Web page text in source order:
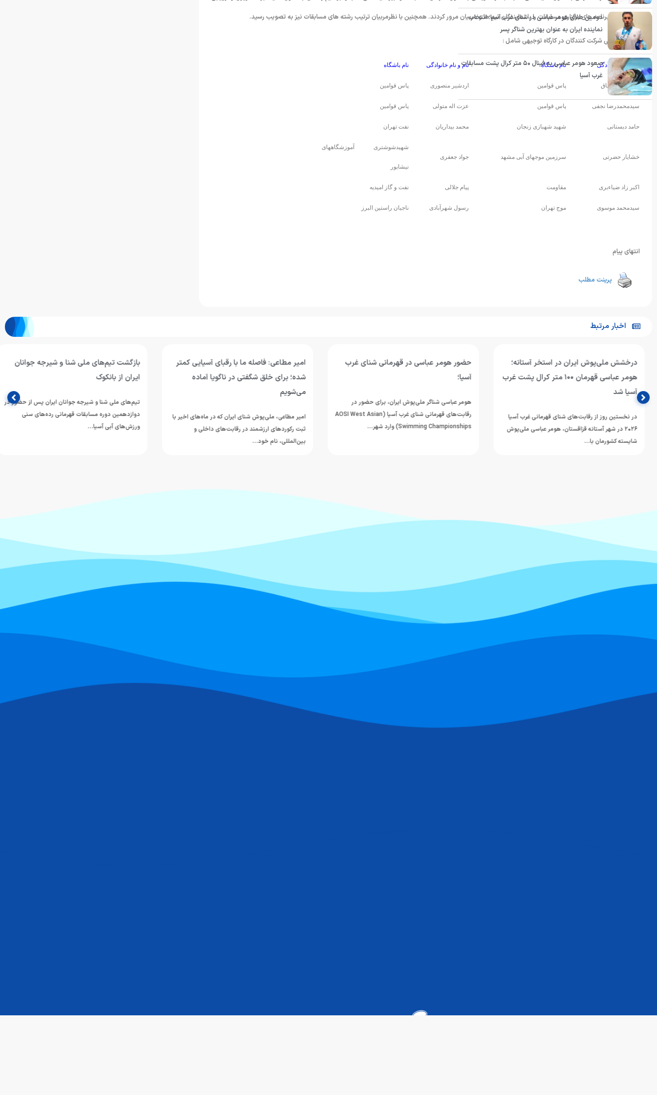
داوران شنا) برنامه های برگزاری مسابقات را با نمایندگان تیم ها و مربیان مرور کردند. همچنین با نظرمربیان ترتیب رشته های مسابقات نیز به تصویب رسید.
اسامی شرکت کنندگان در کارگاه توجیهی شامل :
نام و نام خانوادگی نام باشگاه نام و نام خانوادگی نام باشگاه
حشمت اله اجاق پاس قوامین اردشیر منصوری پاس قوامین
سیدمحمدرضا نجفی پاس قوامین عزت اله متولی پاس قوامین
حامد دبستانی شهید شهبازی زنجان محمد بیداریان نفت تهران
خشایار حضرتی سرزمین موجهای آبی مشهد جواد جعفری
شهیدشوشتری آموزشگاههای
نیشابور
اکبر زاد ضیاءبری مقاومت پیام جلالی نفت و گاز امیدیه
سیدمحمد موسوی موج تهران رسول شهرآبادی ناجیان راستین البرز
انتهای پیام
پرینت مطلب
دومین طلای هومر عباسی در شنای غرب آسیا؛ انتخاب
نماینده ایران به عنوان بهترین شناگر پسر
صعود هومر عباسی به فینال ۵۰ متر کرال پشت مسابقات
غرب آسیا
اخبار مرتبط
درخشش ملی‌پوش ایران در استخر آستانه؛
هومر عباسی قهرمان ۱۰۰ متر کرال پشت غرب
آسیا شد
در نخستین روز از رقابت‌های شنای قهرمانی غرب آسیا
۲۰۲۶ در شهر آستانه قزاقستان، هومر عباسی ملی‌پوش
شایسته کشورمان با…
حضور هومر عباسی در قهرمانی شنای غرب
آسیا؛
هومر عباسی شناگر ملی‌پوش ایران، برای حضور در
رقابت‌های قهرمانی شنای غرب آسیا (AOSI West Asian
Swimming Championships) وارد شهر…
امیر مطاعی: فاصله ما با رقبای آسیایی کمتر
شده؛ برای خلق شگفتی در ناگویا آماده
می‌شویم
امیر مطاعی، ملی‌پوش شنای ایران که در ماه‌های اخیر با
ثبت رکوردهای ارزشمند در رقابت‌های داخلی و
بین‌المللی، نام خود…
بازگشت تیم‌های ملی شنا و شیرجه جوانان
ایران از بانکوک
تیم‌های ملی شنا و شیرجه جوانان ایران پس از حضور در
دوازدهمین دوره مسابقات قهرمانی رده‌های سنی
ورزش‌های آبی آسیا…